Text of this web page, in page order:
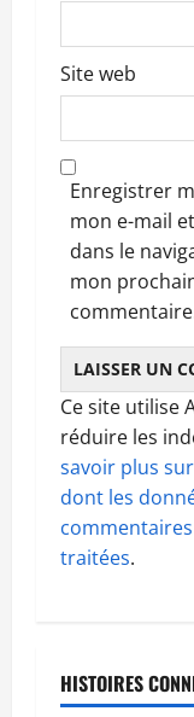
Site web
Enregistrer
mon e-mail
dans le
mon
Ce site utilise
réduire les
savoir plus
dont les
traitées.
HISTOIRES